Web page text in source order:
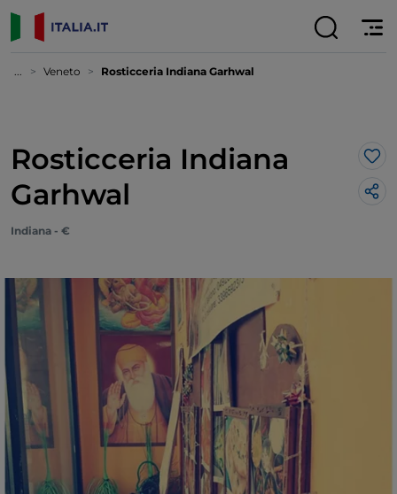
... Veneto Rosticceria Indiana Garhwal
Rosticceria Indiana
Garhwal
Indiana - €